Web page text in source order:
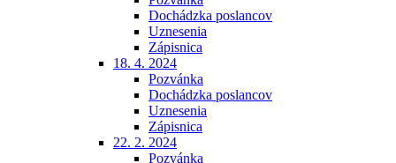
Dochádzka poslancov
Uznesenia
Zápisnica
18. 4. 2024
Pozvánka
Dochádzka poslancov
Uznesenia
Zápisnica
22. 2. 2024
Pozvánka